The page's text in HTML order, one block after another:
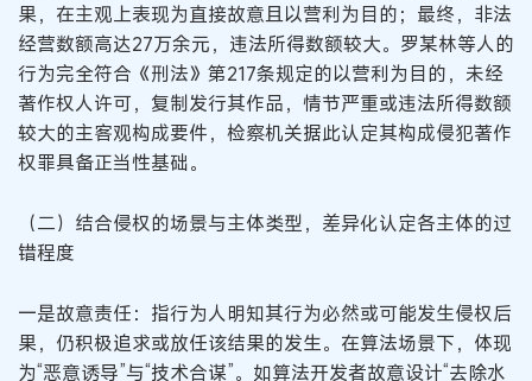
果，在主观上表现为直接故意且以营利为目的；最终，非法
经营数额高达27万余元，违法所得数额较大。罗某林等人的
行为完全符合《刑法》第217条规定的以营利为目的，未经
著作权人许可，复制发行其作品，情节严重或违法所得数额
较大的主客观构成要件，检察机关据此认定其构成侵犯著作
权罪具备正当性基础。
（二）结合侵权的场景与主体类型，差异化认定各主体的过
错程度
一是故意责任：指行为人明知其行为必然或可能发生侵权后
果，仍积极追求或放任该结果的发生。在算法场景下，体现
为“恶意诱导”与“技术合谋”。如算法开发者故意设计“去除水